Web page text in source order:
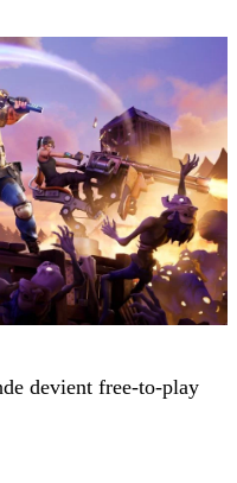
devient free-to-play